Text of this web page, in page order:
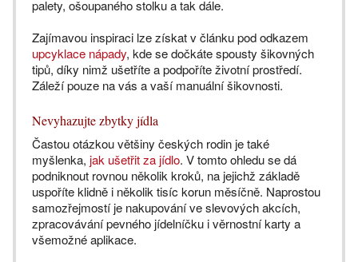
palety, ošoupaného stolku a tak dále.
Zajímavou inspiraci lze získat v článku pod odkazem
upcyklace nápady, kde se dočkáte spousty šikovných
tipů, díky nimž ušetříte a podpoříte životní prostředí.
Záleží pouze na vás a vaší manuální šikovnosti.
Nevyhazujte zbytky jídla
Častou otázkou většiny českých rodin je také
myšlenka, jak ušetřit za jídlo. V tomto ohledu se dá
podniknout rovnou několik kroků, na jejichž základě
uspoříte klidně i několik tisíc korun měsíčně. Naprostou
samozřejmostí je nakupování ve slevových akcích,
zpracovávání pevného jídelníčku i věrnostní karty a
všemožné aplikace.